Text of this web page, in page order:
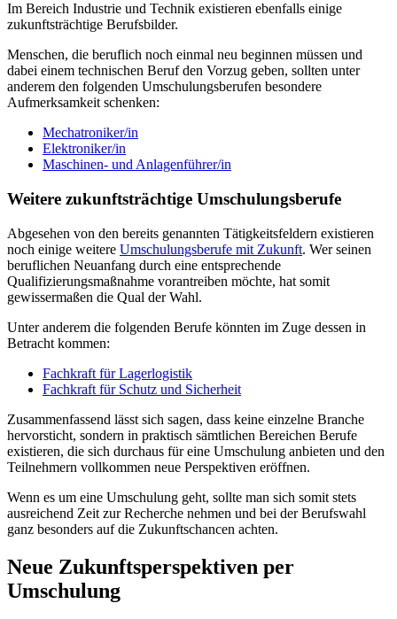
Im Bereich Industrie und Technik existieren ebenfalls einige
zukunftsträchtige Berufsbilder.
Menschen, die beruflich noch einmal neu beginnen müssen und
dabei einem technischen Beruf den Vorzug geben, sollten unter
anderem den folgenden Umschulungsberufen besondere
Aufmerksamkeit schenken:
Mechatroniker/in
Elektroniker/in
Maschinen- und Anlagenführer/in
Weitere zukunftsträchtige Umschulungsberufe
Abgesehen von den bereits genannten Tätigkeitsfeldern existieren
noch einige weitere Umschulungsberufe mit Zukunft. Wer seinen
beruflichen Neuanfang durch eine entsprechende
Qualifizierungsmaßnahme vorantreiben möchte, hat somit
gewissermaßen die Qual der Wahl.
Unter anderem die folgenden Berufe könnten im Zuge dessen in
Betracht kommen:
Fachkraft für Lagerlogistik
Fachkraft für Schutz und Sicherheit
Zusammenfassend lässt sich sagen, dass keine einzelne Branche
hervorsticht, sondern in praktisch sämtlichen Bereichen Berufe
existieren, die sich durchaus für eine Umschulung anbieten und den
Teilnehmern vollkommen neue Perspektiven eröffnen.
Wenn es um eine Umschulung geht, sollte man sich somit stets
ausreichend Zeit zur Recherche nehmen und bei der Berufswahl
ganz besonders auf die Zukunftschancen achten.
Neue Zukunftsperspektiven per
Umschulung